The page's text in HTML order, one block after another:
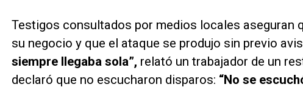
Testigos consultados por medios locales aseguran
su negocio y que el ataque se produjo sin previo
siempre llegaba sola”, relató un trabajador de un
declaró que no escucharon disparos: “No se